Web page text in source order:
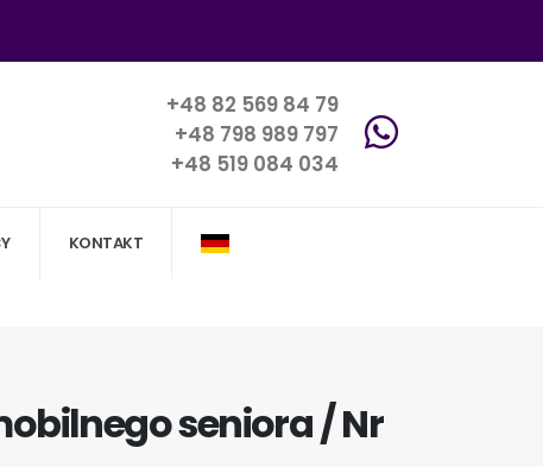
+48 82 569 84 79
+48 798 989 797
+48 519 084 034
KONTAKT
seniora / Nr